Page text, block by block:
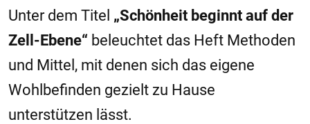
Unter dem Titel „Schönheit beginnt auf der
Zell-Ebene“ beleuchtet das Heft Methoden
und Mittel, mit denen sich das eigene
Wohlbefinden gezielt zu Hause
unterstützen lässt.